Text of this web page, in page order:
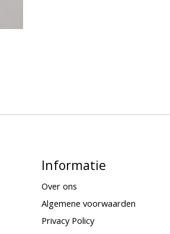
Informatie
Over ons
Algemene voorwaarden
Privacy Policy